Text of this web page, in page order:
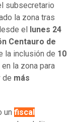
subsecretario
la zona tras
el
lunes 24
Centauro de
la inclusión de 10
la zona para
de más
un fiscal